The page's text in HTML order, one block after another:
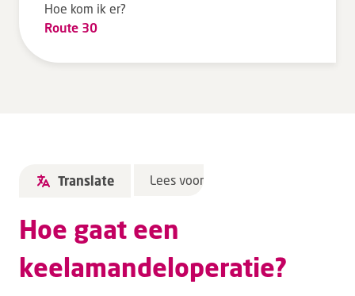
Uw ervaring telt
Uw gegevens
Wachttijden
Over ons
Verwijzers
Hoe kom ik er?
Route 30
Translate Lees voor
Hoe gaat een
keelamandeloperatie?